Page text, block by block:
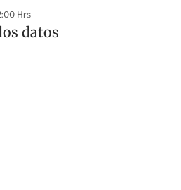
Hrs
datos